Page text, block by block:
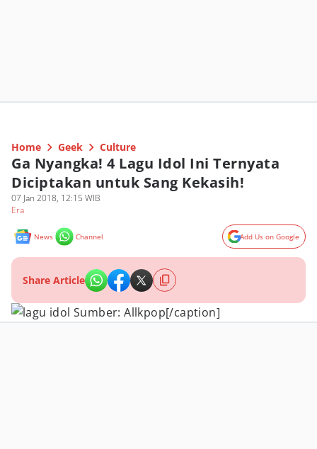
Home Geek Culture
Ga Nyangka! 4 Lagu Idol Ini Ternyata
Diciptakan untuk Sang Kekasih!
07 Jan 2018, 12:15 WIB
Era
News Channel Add Us on Google
Share Article
Sumber: Allkpop[/caption]